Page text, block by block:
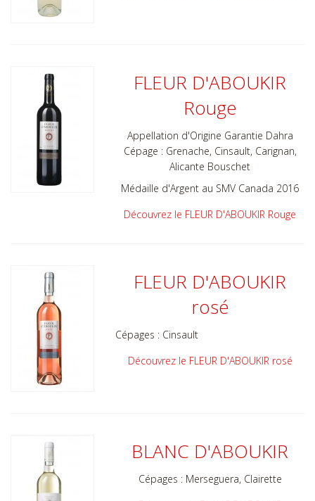
FLEUR D'ABOUKIR
Rouge
Appellation d'Origine Garantie Dahra
Cépage : Grenache, Cinsault, Carignan,
Alicante Bouschet
Médaille d'Argent au SMV Canada 2016
Découvrez le FLEUR D'ABOUKIR Rouge
FLEUR D'ABOUKIR
rosé
Cépages : Cinsault
Découvrez le FLEUR D'ABOUKIR rosé
BLANC D'ABOUKIR
Cépages : Merseguera, Clairette